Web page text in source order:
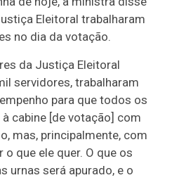
Eleitoral trabalharam
no dia da votação.
da Justiça Eleitoral
servidores, trabalharam
para que todos os
cabine [de votação] com
mas, principalmente, com
que ele quer. O que os
urnas será apurado, e o